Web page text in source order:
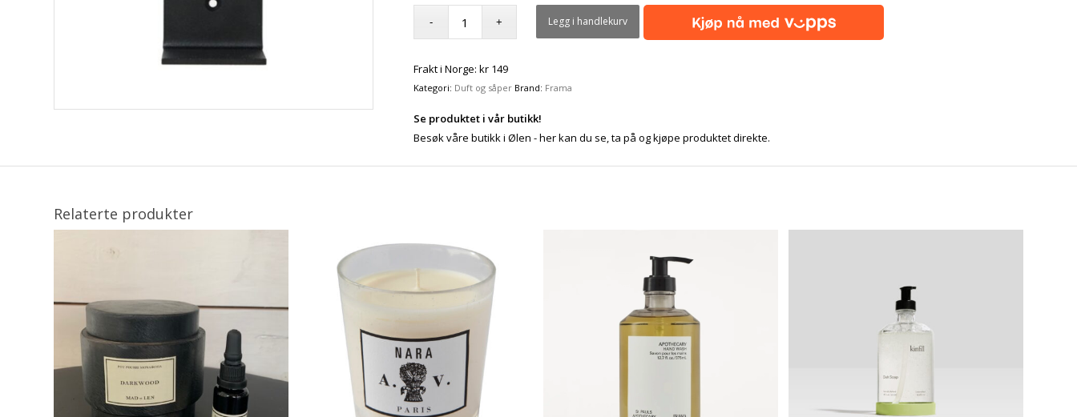
Legg i handlekurv
Frakt i Norge: kr 149
Kategori: Duft og såper Brand: Frama
Se produktet i vår butikk!
Besøk våre butikk i Ølen - her kan du se, ta på og kjøpe produktet direkte.
Relaterte produkter